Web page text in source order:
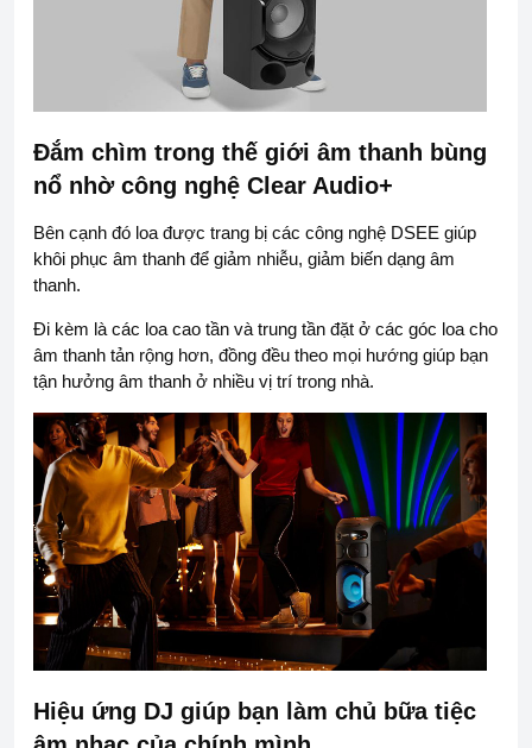
Đắm chìm trong thế giới âm thanh bùng
nổ nhờ công nghệ Clear Audio+
Bên cạnh đó loa được trang bị các công nghệ DSEE giúp
khôi phục âm thanh để giảm nhiễu, giảm biến dạng âm
thanh.
Đi kèm là các loa cao tần và trung tần đặt ở các góc loa cho
âm thanh tản rộng hơn, đồng đều theo mọi hướng giúp bạn
tận hưởng âm thanh ở nhiều vị trí trong nhà.
Hiệu ứng DJ giúp bạn làm chủ bữa tiệc